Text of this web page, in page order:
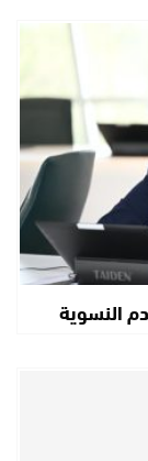
النسوية